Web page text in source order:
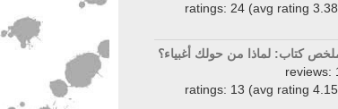
ratings: 24 (avg rating
كتاب: لماذا من حولك أغبياء؟
reviews:
ratings: 13 (avg rating